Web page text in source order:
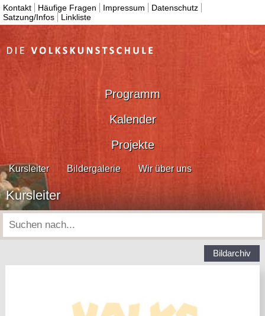
Kontakt Häufige Fragen Impressum
Datenschutz
Satzung/Infos
Linkliste
Programm
Kalender
Projekte
Kursleiter Bildergalerie Wir über uns
Kursleiter
Bildarchiv